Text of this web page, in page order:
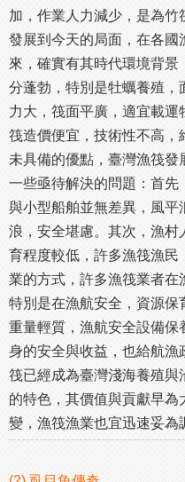
加，作業人力減少，是為竹
發展到今天的局面，在各國
來，確實有其時代環境背
分蓬勃，特別是牡蠣養殖，
力大，筏面平廣，適宜載
筏造價便宜，技術性不高，
未具備的優點，臺灣漁筏
一些亟待解決的問題：首先
與小型船舶並無差異，風
浪，安全堪慮。其次，漁村
育程度較低，許多漁筏漁
業的方式，許多漁筏業者在
特別是在漁航安全，資源保
重量輕質，漁航安全設備保
身的安全與收益，也給航漁
筏已經成為臺灣淺海養殖與
的特色，其價值與貢獻早
變，漁筏漁業也宜迅速妥為